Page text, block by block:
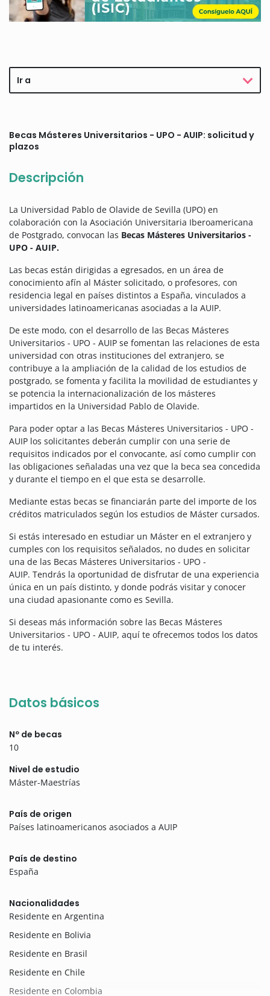
Ir a
Becas Másteres Universitarios - UPO - AUIP: solicitud y
plazos
Descripción
La Universidad Pablo de Olavide de Sevilla (UPO) en
colaboración con la Asociación Universitaria Iberoamericana
de Postgrado, convocan las Becas Másteres Universitarios -
UPO - AUIP.
Las becas están dirigidas a egresados, en un área de
conocimiento afín al Máster solicitado, o profesores, con
residencia legal en países distintos a España, vinculados a
universidades latinoamericanas asociadas a la AUIP.
De este modo, con el desarrollo de las Becas Másteres
Universitarios - UPO - AUIP se fomentan las relaciones de esta
universidad con otras instituciones del extranjero, se
contribuye a la ampliación de la calidad de los estudios de
postgrado, se fomenta y facilita la movilidad de estudiantes y
se potencia la internacionalización de los másteres
impartidos en la Universidad Pablo de Olavide.
Para poder optar a las Becas Másteres Universitarios - UPO -
AUIP los solicitantes deberán cumplir con una serie de
requisitos indicados por el convocante, así como cumplir con
las obligaciones señaladas una vez que la beca sea concedida
y durante el tiempo en el que esta se desarrolle.
Mediante estas becas se financiarán parte del importe de los
créditos matriculados según los estudios de Máster cursados.
Si estás interesado en estudiar un Máster en el extranjero y
cumples con los requisitos señalados, no dudes en solicitar
una de las Becas Másteres Universitarios - UPO -
AUIP. Tendrás la oportunidad de disfrutar de una experiencia
única en un país distinto, y donde podrás visitar y conocer
una ciudad apasionante como es Sevilla.
Si deseas más información sobre las Becas Másteres
Universitarios - UPO - AUIP, aquí te ofrecemos todos los datos
de tu interés.
Datos básicos
Nº de becas
10
Nivel de estudio
Máster-Maestrías
País de origen
Países latinoamericanos asociados a AUIP
País de destino
España
Nacionalidades
Residente en Argentina
Residente en Bolivia
Residente en Brasil
Residente en Chile
Residente en Colombia